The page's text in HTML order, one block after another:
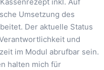
inkl. Auf
Umsetzung des
Der aktuelle Status
und
im Modul abrufbar sein.
halten mich für